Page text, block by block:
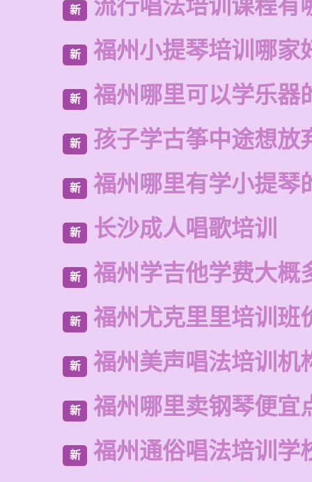
新 流行唱法培训课程有
新 福州小提琴培训哪家
新 福州哪里可以学乐器
新 孩子学古筝中途想放
新 福州哪里有学小提琴
新 长沙成人唱歌培训
新 福州学吉他学费大概
新 福州尤克里里培训班
新 福州美声唱法培训机
新 福州哪里卖钢琴便宜
新 福州通俗唱法培训学